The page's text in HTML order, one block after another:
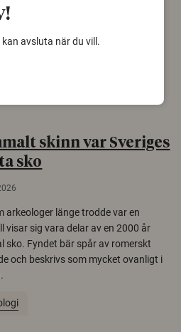
är ofta mer mottagliga
desinformation. Det visar en studie
med deltagare i fyra
skinn var Sveriges
sko
arkeologer länge trodde var en
visar sig vara delar av en 2000 år
sko. Fyndet bär spår av romerskt
och beskrivs som mycket ovanligt i
avsluta när du vill.